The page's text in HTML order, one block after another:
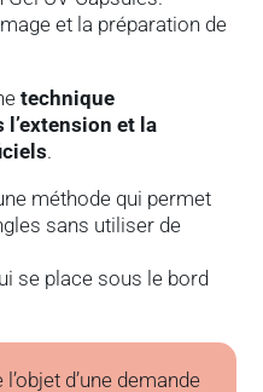
et la préparation de
technique
et la
.
méthode qui permet
sans utiliser de
se place sous le bord
d’une demande